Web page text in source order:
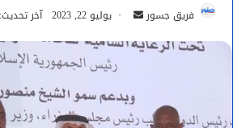
فريق جسور
أرسل
إلكترونيا
يوليو 22, 2023 آخر تحديث: